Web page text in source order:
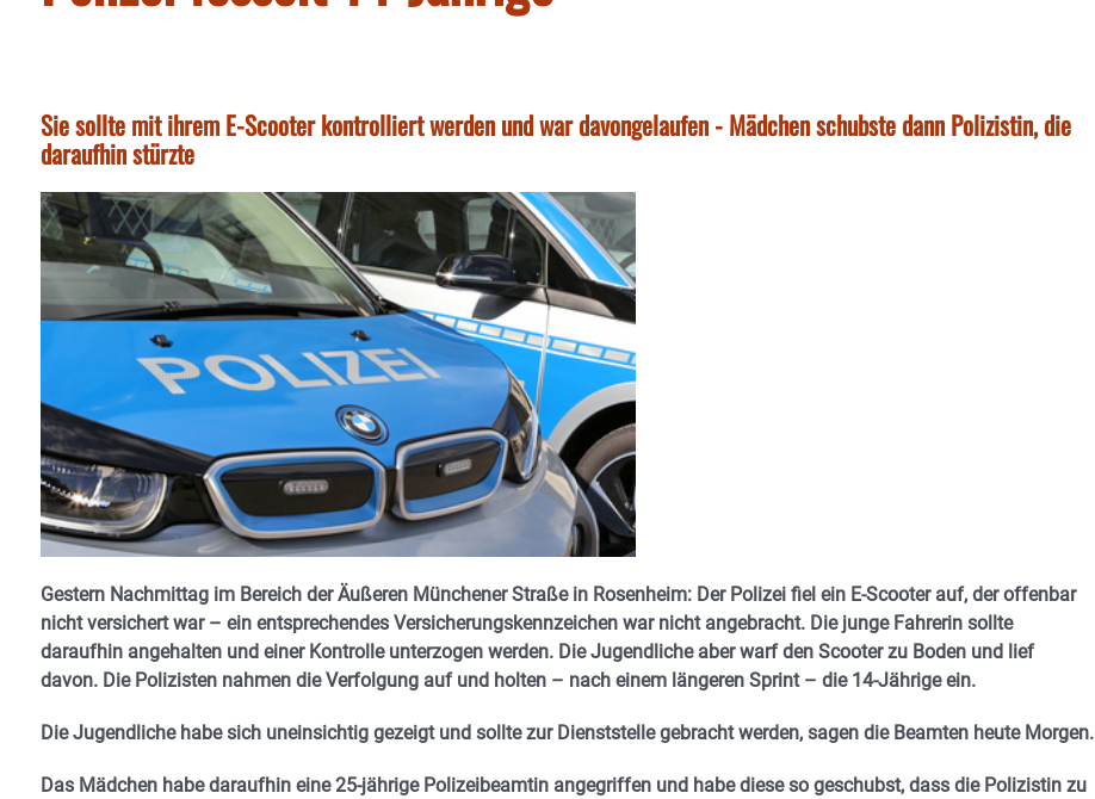
Sie sollte mit ihrem E-Scooter kontrolliert werden und war davongelaufen - Mädchen schubste dann Polizistin, die
daraufhin stürzte
Gestern Nachmittag im Bereich der Äußeren Münchener Straße in Rosenheim: Der Polizei fiel ein E-Scooter auf, der offenbar
nicht versichert war – ein entsprechendes Versicherungskennzeichen war nicht angebracht. Die junge Fahrerin sollte
daraufhin angehalten und einer Kontrolle unterzogen werden. Die Jugendliche aber warf den Scooter zu Boden und lief
davon. Die Polizisten nahmen die Verfolgung auf und holten – nach einem längeren Sprint – die 14-Jährige ein.
Die Jugendliche habe sich uneinsichtig gezeigt und sollte zur Dienststelle gebracht werden, sagen die Beamten heute Morgen.
Das Mädchen habe daraufhin eine 25-jährige Polizeibeamtin angegriffen und habe diese so geschubst, dass die Polizistin zu